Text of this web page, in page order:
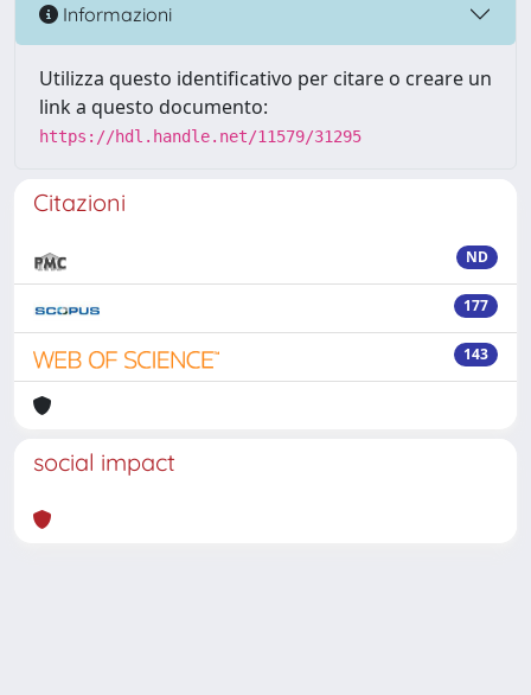
Informazioni
Utilizza questo identificativo per citare o creare un
link a questo documento:
https://hdl.handle.net/11579/31295
Citazioni
ND
177
143
social impact